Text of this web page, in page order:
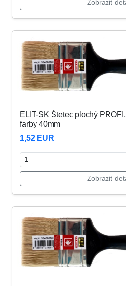
Zobraziť
ELIT-SK Štetec plochý
farby 40mm
1,52 EUR
Zobraziť